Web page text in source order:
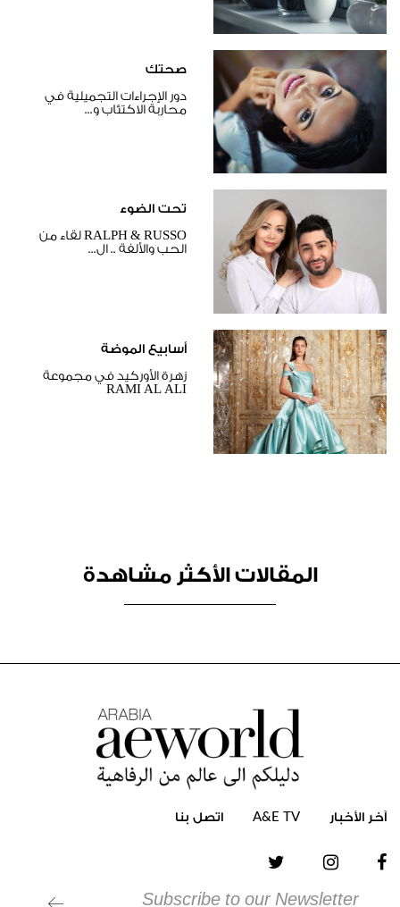
صحتك
دور الإجراءات التجميلية في
محاربة الاكتئاب و...
تحت الضوء
RALPH & RUSSO لقاء من
الحب والألفة .. ال...
أسابيع الموضة
زهرة الأوركيد في مجموعة
RAMI AL ALI
المقالات الأكثر مشاهدة
آخر الأخبار A&E TV اتصل بنا